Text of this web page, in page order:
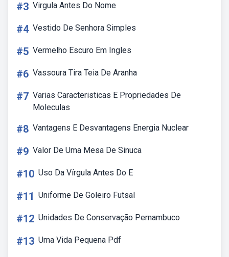
#3 Virgula Antes Do Nome
#4 Vestido De Senhora Simples
#5 Vermelho Escuro Em Ingles
#6 Vassoura Tira Teia De Aranha
#7 Varias Caracteristicas E Propriedades De
Moleculas
#8 Vantagens E Desvantagens Energia Nuclear
#9 Valor De Uma Mesa De Sinuca
#10 Uso Da Vírgula Antes Do E
#11 Uniforme De Goleiro Futsal
#12 Unidades De Conservação Pernambuco
#13 Uma Vida Pequena Pdf